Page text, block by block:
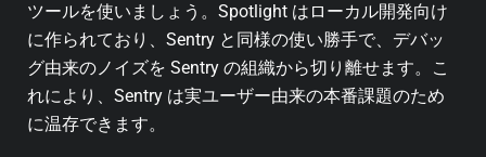
ツールを使いましょう。Spotlight はローカル開発向け
に作られており、Sentry と同様の使い勝手で、デバッ
グ由来のノイズを Sentry の組織から切り離せます。こ
れにより、Sentry は実ユーザー由来の本番課題のため
に温存できます。